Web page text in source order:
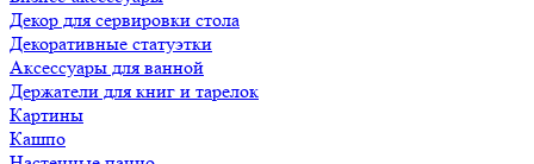
Декор для сервировки стола
Декоративные статуэтки
Аксессуары для ванной
Держатели для книг и тарелок
Картины
Кашпо